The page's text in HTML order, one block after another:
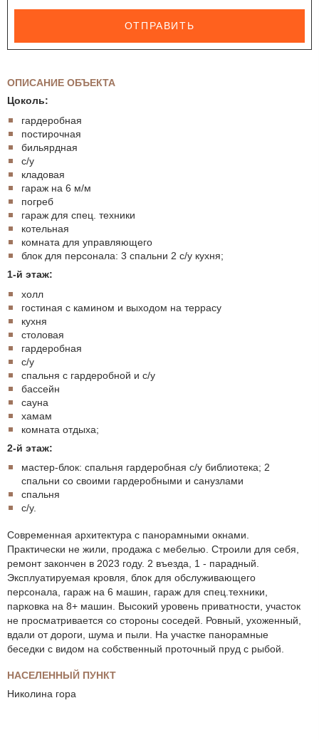
ОПИСАНИЕ ОБЪЕКТА
Цоколь:
гардеробная
постирочная
бильярдная
с/у
кладовая
гараж на 6 м/м
погреб
гараж для спец. техники
котельная
комната для управляющего
блок для персонала: 3 спальни 2 с/у кухня;
1-й этаж:
холл
гостиная с камином и выходом на террасу
кухня
столовая
гардеробная
с/у
спальня с гардеробной и с/у
бассейн
сауна
хамам
комната отдыха;
2-й этаж:
мастер-блок: спальня гардеробная с/у библиотека; 2
спальни со своими гардеробными и санузлами
спальня
с/у.
Современная архитектура с панорамными окнами.
Практически не жили, продажа с мебелью. Строили для себя,
ремонт закончен в 2023 году. 2 въезда, 1 - парадный.
Эксплуатируемая кровля, блок для обслуживающего
персонала, гараж на 6 машин, гараж для спец.техники,
парковка на 8+ машин. Высокий уровень приватности, участок
не просматривается со стороны соседей. Ровный, ухоженный,
вдали от дороги, шума и пыли. На участке панорамные
беседки с видом на собственный проточный пруд с рыбой.
НАСЕЛЕННЫЙ ПУНКТ
Николина гора
ОТПРАВИТЬ